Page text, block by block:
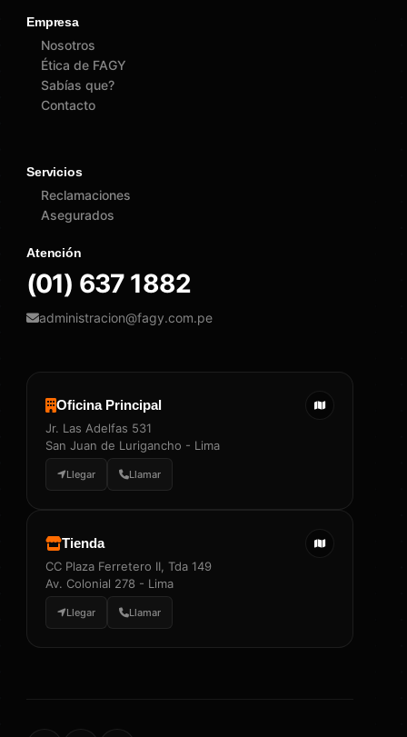
Empresa
Nosotros
Ética de FAGY
Sabías que?
Contacto
Servicios
Reclamaciones
Asegurados
Atención
(01) 637 1882
administracion@fagy.com.pe
Oficina Principal
Jr. Las Adelfas 531
San Juan de Lurigancho - Lima
Llegar Llamar
Tienda
CC Plaza Ferretero II, Tda 149
Av. Colonial 278 - Lima
Llegar Llamar